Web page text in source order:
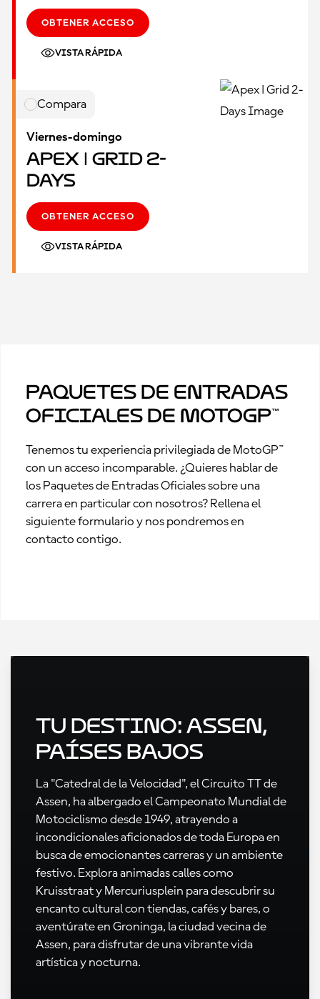
OBTENER ACCESO
VISTA RÁPIDA
Compara
Viernes-domingo
Apex | Grid 2-
Days
OBTENER ACCESO
VISTA RÁPIDA
Paquetes de Entradas
Oficiales de MotoGP™
Tenemos tu experiencia privilegiada de MotoGP™
con un acceso incomparable. ¿Quieres hablar de
los Paquetes de Entradas Oficiales sobre una
carrera en particular con nosotros? Rellena el
siguiente formulario y nos pondremos en
contacto contigo.
Tu destino: Assen,
Países Bajos
La "Catedral de la Velocidad", el Circuito TT de
Assen, ha albergado el Campeonato Mundial de
Motociclismo desde 1949, atrayendo a
incondicionales aficionados de toda Europa en
busca de emocionantes carreras y un ambiente
festivo. Explora animadas calles como
Kruisstraat y Mercuriusplein para descubrir su
encanto cultural con tiendas, cafés y bares, o
aventúrate en Groninga, la ciudad vecina de
Assen, para disfrutar de una vibrante vida
artística y nocturna.